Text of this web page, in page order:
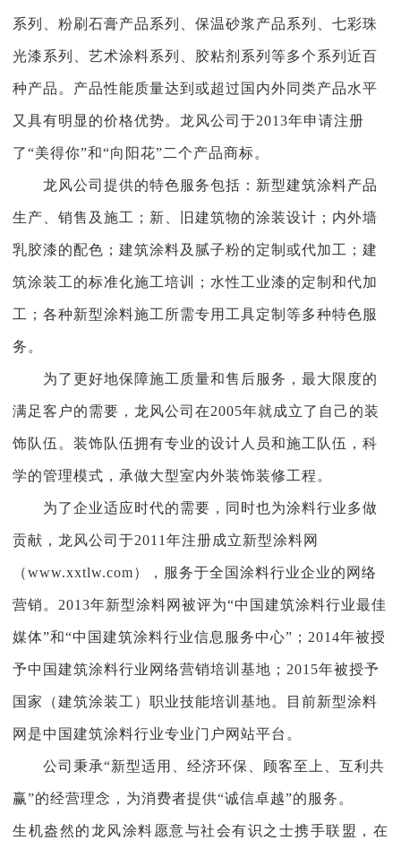
系列、粉刷石膏产品系列、保温砂浆产品系列、七彩珠
光漆系列、艺术涂料系列、胶粘剂系列等多个系列近百
种产品。产品性能质量达到或超过国 内外同类产品水平
又具有明显的价格优势。 龙风公司于2013年申请注册
了“美得你”和“向阳花”二个产品商标。
龙风公司提供的特色服务包括：新型建筑涂料产品
生产、销售及施工；新、旧建筑物的涂装设计；内外墙
乳胶漆的配色；建筑涂料及腻子粉的定制或代加工；建
筑涂装工的标准化施工培训；水性工业漆的定制和代加
工；各种新型涂料施工所需专用工具定制 等多种特色服
务。
为了更好地保障施工质量和售后服务，最大限度的
满足客户的需要， 龙风公司 在2005年就成立了自己的装
饰 队伍 。装饰 队伍拥有专业的设计人员和施工队伍，科
学的管理模式，承做大型室内外装饰装修工程。
为了企业适应时代的需要，同时也为涂料行业多做
贡献， 龙风公司于2011年注册成立新型涂料网
（www.xxtlw.com） ，服务于全国涂料行业企业的网络
营销。 2013年新型涂料网被评为“中国建筑涂料行业最佳
媒体”和“中国建筑涂料行业信息服务中心”；2014年被授
予中国建筑涂料行业网络营销培训基地；2015年被授予
国家（建筑涂装工）职业技能培训基地。目前新型涂料
网是中国建筑涂料行业专业门户网站平台。
公司秉承“新型适用、经济环保、顾客至上、互利共
赢”的经营理念，为消费者提供“诚信卓越”的服务。
生机盎然的龙风涂料愿意与社会有识之士携手联盟，在